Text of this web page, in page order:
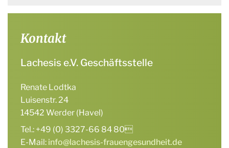
Kontakt
Lachesis e.V. Geschäftsstelle
Renate Lodtka
Luisenstr. 24
14542 Werder (Havel)
Tel.: +49 (0) 3327-66 84 80
E-Mail: info@lachesis-frauengesundheit.de